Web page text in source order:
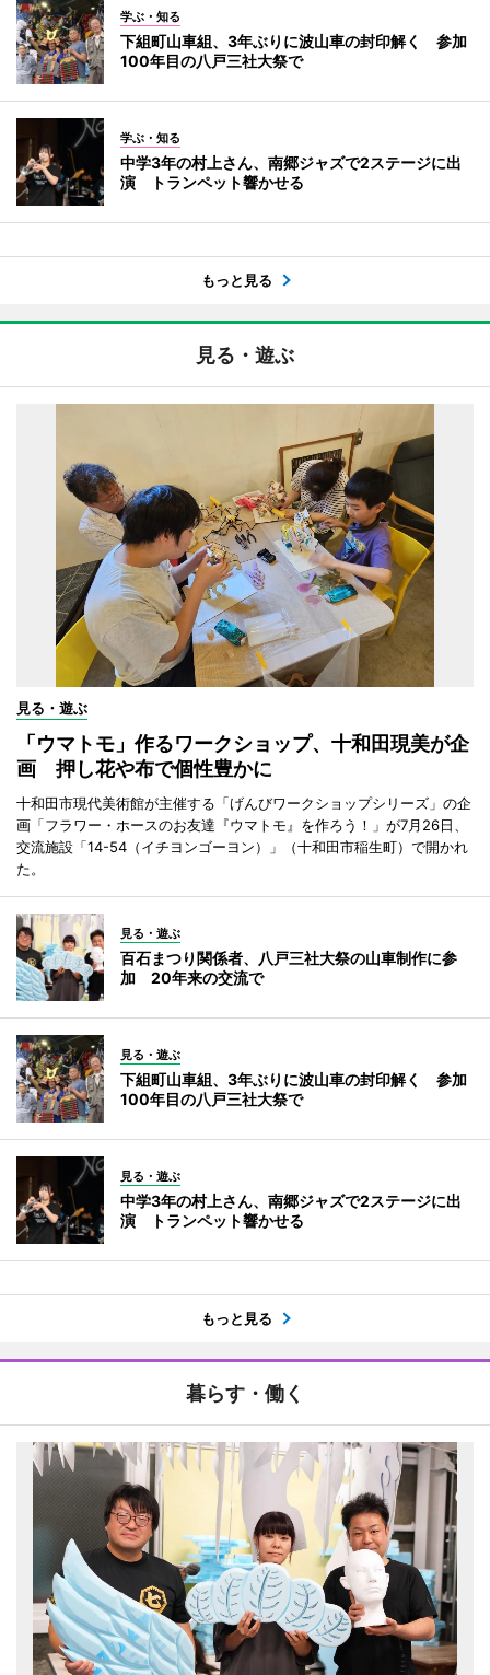
学ぶ・知る
下組町山車組、3年ぶりに波山車の封印解く 参加
100年目の八戸三社大祭で
学ぶ・知る
中学3年の村上さん、南郷ジャズで2ステージに出
演 トランペット響かせる
もっと見る
見る・遊ぶ
見る・遊ぶ
「ウマトモ」作るワークショップ、十和田現美が企
画 押し花や布で個性豊かに
十和田市現代美術館が主催する「げんびワークショップシリーズ」の企
画「フラワー・ホースのお友達『ウマトモ』を作ろう！」が7月26日、
交流施設「14-54（イチヨンゴーヨン）」（十和田市稲生町）で開かれ
た。
見る・遊ぶ
百石まつり関係者、八戸三社大祭の山車制作に参
加 20年来の交流で
見る・遊ぶ
下組町山車組、3年ぶりに波山車の封印解く 参加
100年目の八戸三社大祭で
見る・遊ぶ
中学3年の村上さん、南郷ジャズで2ステージに出
演 トランペット響かせる
もっと見る
暮らす・働く